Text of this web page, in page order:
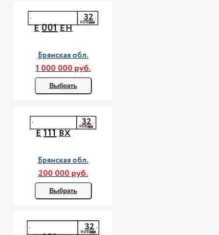
Е001ЕН
32
Брянская обл.
1 000 000 руб.
Выбрать
Е111ВХ
32
Брянская обл.
200 000 руб.
Выбрать
32